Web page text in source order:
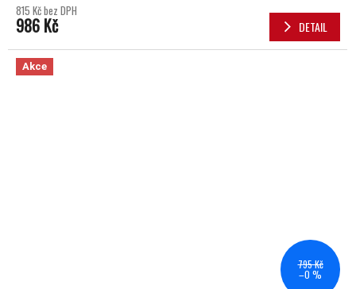
815 Kč bez DPH
986 Kč DETAIL
Akce
795 Kč
–0 %